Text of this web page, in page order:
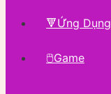
🔻Ứng Dụng
🖱Game